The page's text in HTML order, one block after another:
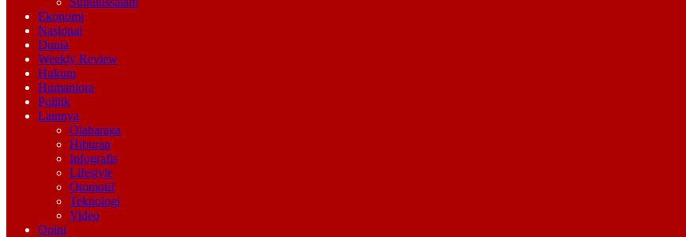
Ekonomi
Nasional
Dunia
Weekly Review
Hukum
Humaniora
Politik
Lainnya
Olaharaga
Hiburan
Infografis
Lifestyle
Otomotif
Teknologi
Video
Opini